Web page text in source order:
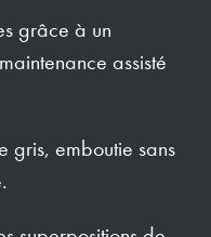
grâce à un
assisté
gris, emboutie sans